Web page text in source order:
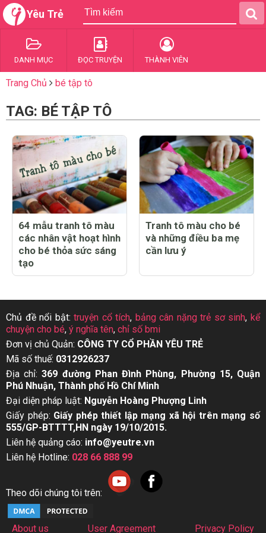
Yêu Trẻ
DANH MỤC ĐỌC TRUYỆN THÀNH VIÊN
Trang Chủ bé tập tô
TAG: BÉ TẬP TÔ
64 mẫu tranh tô màu
các nhân vật hoạt hình
cho bé thỏa sức sáng
tạo
Tranh tô màu cho bé
và những điều ba mẹ
cần lưu ý
Chủ đề nổi bật:truyện cổ tích, bảng cân nặng trẻ sơ sinh,kể
chuyện cho bé, ý nghĩa tên, chỉ số bmi
Đơn vị chủ Quản: CÔNG TY CỔ PHẦN YÊU TRẺ
Mã số thuế: 0312926237
Địa chỉ:369 đường Phan Đình Phùng, Phường 15, Quận
Phú Nhuận, Thành phố Hồ Chí Minh
Đại diện pháp luật: Nguyễn Hoàng Phượng Linh
Giấy phép: Giấy phép thiết lập mạng xã hội trên mạng số
555/GP-BTTTT,HN ngày 19/10/2015.
Liên hệ quảng cáo: info@yeutre.vn
Liên hệ Hotline: 028 66 888 99
Theo dõi chúng tôi trên:
About us User Agreement Privacy Policy